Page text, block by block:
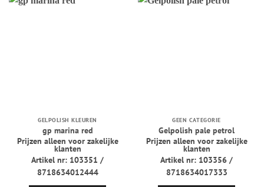
GELPOLISH KLEUREN
gp marina red
Prijzen alleen voor zakelijke
klanten
Artikel nr: 103351 /
8718634012444
GEEN CATEGORIE
Gelpolish pale petrol
Prijzen alleen voor zakelijke
klanten
Artikel nr: 103356 /
8718634017333